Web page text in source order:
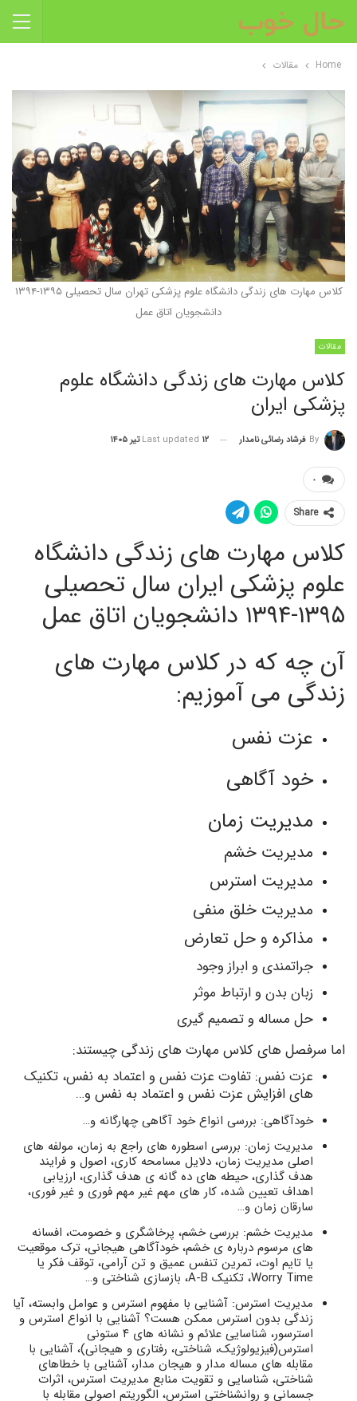
Home مقالات
کلاس مهارت های زندگی دانشگاه علوم پزشکی تهران سال تحصیلی ۱۳۹۵-۱۳۹۴
دانشجویان اتاق عمل
مقالات
کلاس مهارت های زندگی دانشگاه علوم
پزشکی ایران
By فرشاد رضائی نامدار Last updated ۱۲ تیر ۱۴۰۵
۰
Share
کلاس مهارت های زندگی دانشگاه
علوم پزشکی ایران سال تحصیلی
۱۳۹۵-۱۳۹۴ دانشجویان اتاق عمل
آن چه که در کلاس مهارت های
زندگی می آموزیم:
عزت نفس
خود آگاهی
مدیریت زمان
مدیریت خشم
مدیریت استرس
مدیریت خلق منفی
مذاکره و حل تعارض
جراتمندی و ابراز وجود
زبان بدن و ارتباط موثر
حل مساله و تصمیم گیری
اما سرفصل های کلاس مهارت های زندگی چیستند:
عزت نفس: تفاوت عزت نفس و اعتماد به نفس، تکنیک
های افزایش عزت نفس و اعتماد به نفس و…
خودآگاهی: بررسی انواع خود آگاهی چهارگانه و…
مدیریت زمان: بررسی اسطوره های راجع به زمان، مولفه های
اصلی مدیریت زمان، دلایل مسامحه کاری، اصول و فرایند
هدف گذاری، حیطه های ده گانه ی هدف گذاری، ارزیابی
اهداف تعیین شده، کار های مهم غیر مهم فوری و غیر فوری،
سارقان زمان و…
مدیریت خشم: بررسی خشم، پرخاشگری و خصومت، افسانه
های مرسوم درباره ی خشم، خودآگاهی هیجانی، ترک موقعیت
یا تایم اوت، تمرین تنفس عمیق و تن آرامی، توقف فکر یا
Worry Time، تکنیک A-B، بازسازی شناختی و…
مدیریت استرس: آشنایی با مفهوم استرس و عوامل وابسته، آیا
زندگی بدون استرس ممکن هست؟ آشنایی با انواع استرس و
استرسور، شناسایی علائم و نشانه های ۴ ستونی
استرس(فیزیولوژیک، شناختی، رفتاری و هیجانی)، آشنایی با
مقابله های مساله مدار و هیجان مدار، آشنایی با خطاهای
شناختی، شناسایی و تقویت منابع مدیریت استرس، اثرات
جسمانی و روانشناختی استرس، الگوریتم اصولی مقابله با